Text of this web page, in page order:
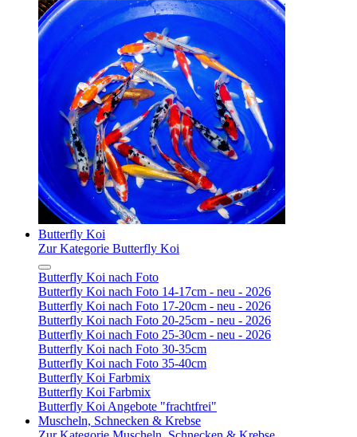
Butterfly Koi
Zur Kategorie Butterfly Koi
Butterfly Koi nach Foto
Butterfly Koi nach Foto 14-17cm - neu - 2026
Butterfly Koi nach Foto 17-20cm - neu - 2026
Butterfly Koi nach Foto 20-25cm - neu - 2026
Butterfly Koi nach Foto 25-30cm - neu - 2026
Butterfly Koi nach Foto 30-35cm
Butterfly Koi nach Foto 35-40cm
Butterfly Koi Farbmix
Butterfly Koi Farbmix
Butterfly Koi Angebote "frachtfrei"
Muscheln, Schnecken & Krebse